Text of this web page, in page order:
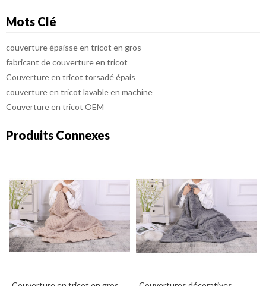
Mots Clé
couverture épaisse en tricot en gros
fabricant de couverture en tricot
Couverture en tricot torsadé épais
couverture en tricot lavable en machine
Couverture en tricot OEM
Produits Connexes